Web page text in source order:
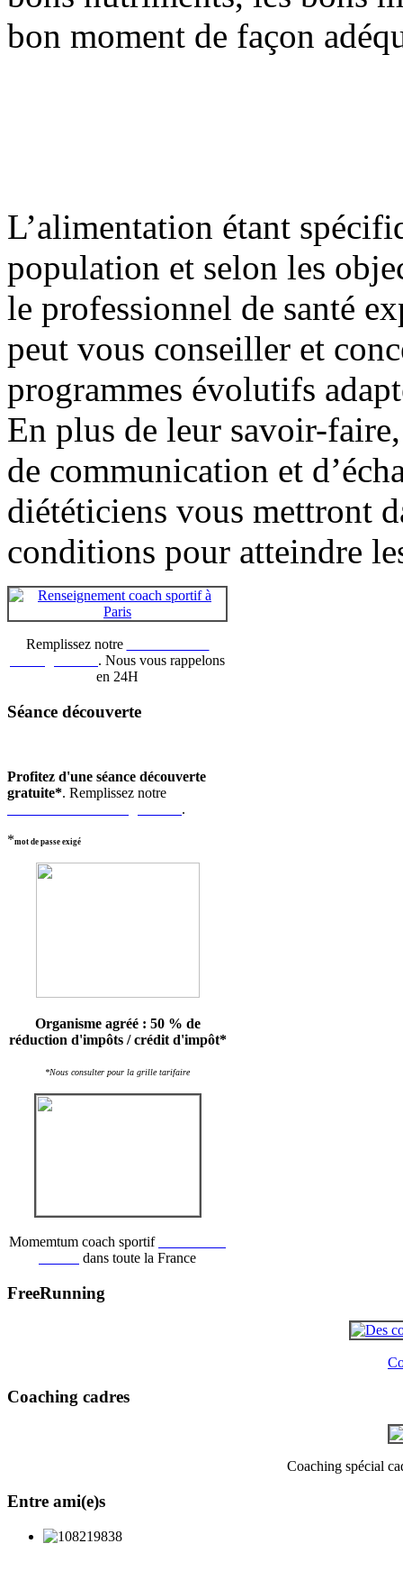
bon moment de façon
L’alimentation étant
population et selon les
le professionnel de santé
peut vous conseiller et
programmes évolutifs
En plus de leur savoir-
de communication et
diététiciens vous mettront
conditions pour atteindre
Remplissez notre
. Nous vous rappelons
en 24H
Séance découverte
Profitez d'une séance découverte
gratuite*. Remplissez notre
.
*mot de passe exigé
Organisme agréé : 50 % de
réduction d'impôts / crédit d'impôt*
*Nous consulter pour la grille tarifaire
Momemtum coach sportif
dans toute la France
FreeRunning
Coaching cadres
Coaching spécial
Entre ami(e)s